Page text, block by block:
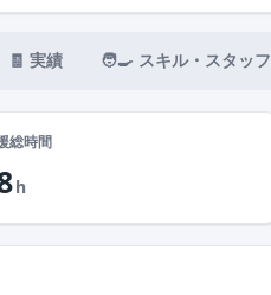
🧾 実績 🧑‍🍳 スキル・スタッフ
総時間
h